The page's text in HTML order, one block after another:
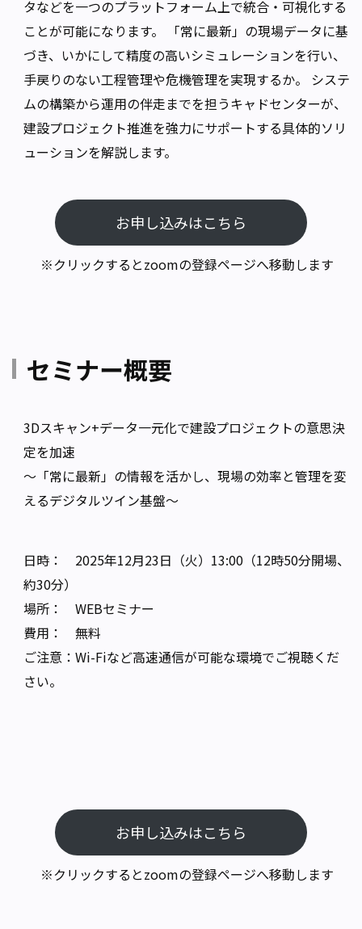
タなどを一つのプラットフォーム上で統合・可視化する
ことが可能になります。 「常に最新」の現場データに基
づき、いかにして精度の高いシミュレーションを行い、
手戻りのない工程管理や危機管理を実現するか。 システ
ムの構築から運用の伴走までを担うキャドセンターが、
建設プロジェクト推進を強力にサポートする具体的ソリ
ューションを解説します。
お申し込みはこちら
※クリックするとzoomの登録ページへ移動します
セミナー概要
3Dスキャン+データ一元化で建設プロジェクトの意思決
定を加速
～「常に最新」の情報を活かし、現場の効率と管理を変
えるデジタルツイン基盤～
日時： 2025年12月23日（火）13:00（12時50分開場、
約30分）
場所： WEBセミナー
費用： 無料
ご注意：Wi-Fiなど高速通信が可能な環境でご視聴くだ
さい。
お申し込みはこちら
※クリックするとzoomの登録ページへ移動します